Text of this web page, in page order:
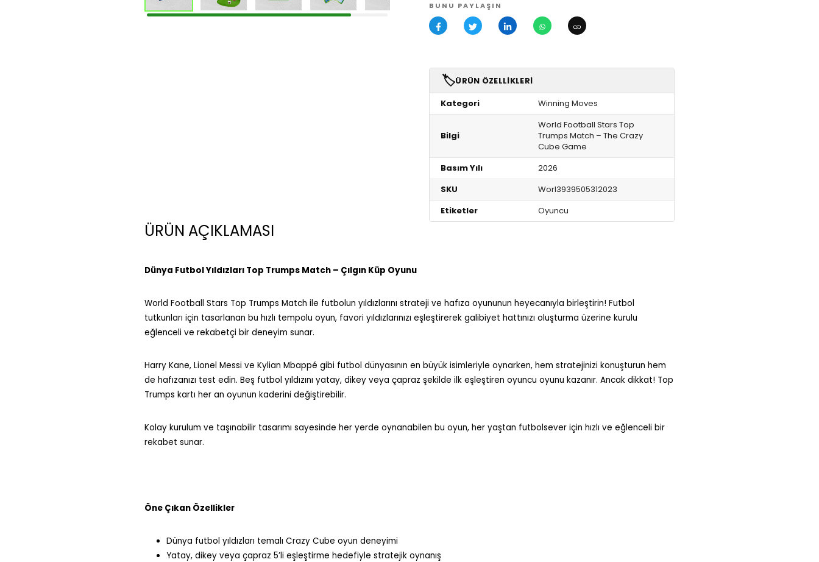
BUNU PAYLAŞIN
🏷️ÜRÜN ÖZELLIKLERI
Kategori
Winning Moves
Bilgi
World Football Stars Top
Trumps Match – The Crazy
Cube Game
Basım Yılı
2026
SKU
Worl3939505312023
Etiketler
Oyuncu
ÜRÜN AÇIKLAMASI
Dünya Futbol Yıldızları Top Trumps Match – Çılgın Küp Oyunu
World Football Stars Top Trumps Match ile futbolun yıldızlarını strateji ve hafıza oyununun heyecanıyla birleştirin! Futbol
tutkunları için tasarlanan bu hızlı tempolu oyun, favori yıldızlarınızı eşleştirerek galibiyet hattınızı oluşturma üzerine kurulu
eğlenceli ve rekabetçi bir deneyim sunar.
Harry Kane, Lionel Messi ve Kylian Mbappé gibi futbol dünyasının en büyük isimleriyle oynarken, hem stratejinizi konuşturun hem
de hafızanızı test edin. Beş futbol yıldızını yatay, dikey veya çapraz şekilde ilk eşleştiren oyuncu oyunu kazanır. Ancak dikkat! Top
Trumps kartı her an oyunun kaderini değiştirebilir.
Kolay kurulum ve taşınabilir tasarımı sayesinde her yerde oynanabilen bu oyun, her yaştan futbolsever için hızlı ve eğlenceli bir
rekabet sunar.
Öne Çıkan Özellikler
Dünya futbol yıldızları temalı Crazy Cube oyun deneyimi
Yatay, dikey veya çapraz 5’li eşleştirme hedefiyle stratejik oynanış